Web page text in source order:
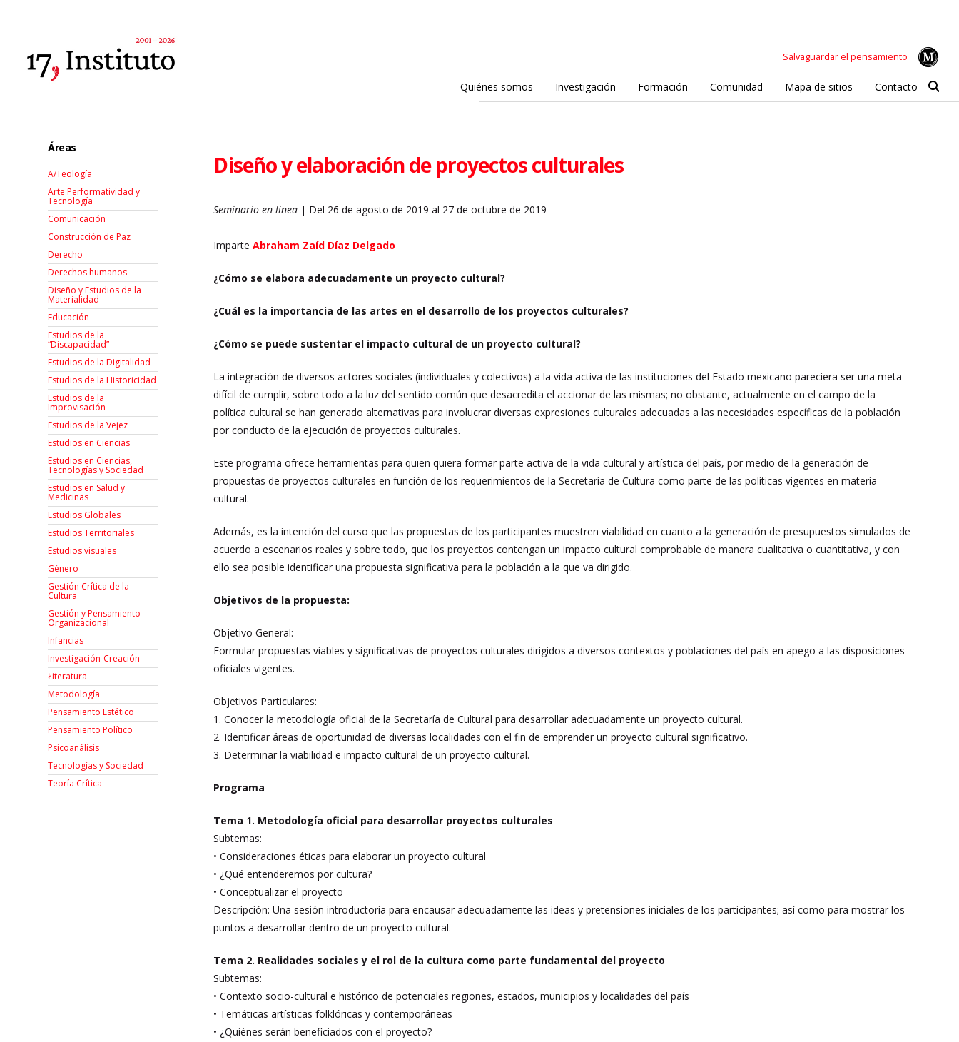
Salvaguardar el pensamiento
Quiénes somos Investigación Formación Comunidad Mapa de sitios Contacto
Diseño y elaboración de proyectos culturales
Seminario en línea | Del 26 de agosto de 2019 al 27 de octubre de 2019
ImparteAbraham Zaíd Díaz Delgado
¿Cómo se elabora adecuadamente un proyecto cultural?
¿Cuál es la importancia de las artes en el desarrollo de los proyectos culturales?
¿Cómo se puede sustentar el impacto cultural de un proyecto cultural?
La integración de diversos actores sociales (individuales y colectivos) a la vida activa de las instituciones del Estado mexicano pareciera ser una meta
difícil de cumplir, sobre todo a la luz del sentido común que desacredita el accionar de las mismas; no obstante, actualmente en el campo de la
política cultural se han generado alternativas para involucrar diversas expresiones culturales adecuadas a las necesidades específicas de la población
por conducto de la ejecución de proyectos culturales.
Este programa ofrece herramientas para quien quiera formar parte activa de la vida cultural y artística del país, por medio de la generación de
propuestas de proyectos culturales en función de los requerimientos de la Secretaría de Cultura como parte de las políticas vigentes en materia
cultural.
Además, es la intención del curso que las propuestas de los participantes muestren viabilidad en cuanto a la generación de presupuestos simulados de
acuerdo a escenarios reales y sobre todo, que los proyectos contengan un impacto cultural comprobable de manera cualitativa o cuantitativa, y con
ello sea posible identificar una propuesta significativa para la población a la que va dirigido.
Objetivos de la propuesta:
Objetivo General:
Formular propuestas viables y significativas de proyectos culturales dirigidos a diversos contextos y poblaciones del país en apego a las disposiciones
oficiales vigentes.
Objetivos Particulares:
1. Conocer la metodología oficial de la Secretaría de Cultural para desarrollar adecuadamente un proyecto cultural.
2. Identificar áreas de oportunidad de diversas localidades con el fin de emprender un proyecto cultural significativo.
3. Determinar la viabilidad e impacto cultural de un proyecto cultural.
Programa
Tema 1. Metodología oficial para desarrollar proyectos culturales
Subtemas:
• Consideraciones éticas para elaborar un proyecto cultural
• ¿Qué entenderemos por cultura?
• Conceptualizar el proyecto
Descripción: Una sesión introductoria para encausar adecuadamente las ideas y pretensiones iniciales de los participantes; así como para mostrar los
puntos a desarrollar dentro de un proyecto cultural.
Tema 2. Realidades sociales y el rol de la cultura como parte fundamental del proyecto
Subtemas:
• Contexto socio-cultural e histórico de potenciales regiones, estados, municipios y localidades del país
• Temáticas artísticas folklóricas y contemporáneas
• ¿Quiénes serán beneficiados con el proyecto?
Áreas
A/Teología
Arte Performatividad y
Tecnología
Comunicación
Construcción de Paz
Derecho
Derechos humanos
Diseño y Estudios de la
Materialidad
Educación
Estudios de la
“Discapacidad”
Estudios de la Digitalidad
Estudios de la Historicidad
Estudios de la
Improvisación
Estudios de la Vejez
Estudios en Ciencias
Estudios en Ciencias,
Tecnologías y Sociedad
Estudios en Salud y
Medicinas
Estudios Globales
Estudios Territoriales
Estudios visuales
Género
Gestión Crítica de la
Cultura
Gestión y Pensamiento
Organizacional
Infancias
Investigación-Creación
Łiteratura
Metodología
Pensamiento Estético
Pensamiento Político
Psicoanálisis
Tecnologías y Sociedad
Teoría Crítica